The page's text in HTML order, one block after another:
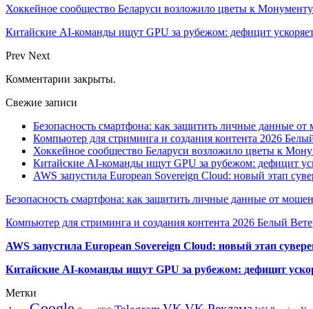
Хоккейное сообщество Беларуси возложило цветы к
Китайские AI-команды ищут GPU за рубежом: дефицит
Prev Next
Комментарии закрыты.
Свежие записи
Безопасность смартфона: как защитить личные данные
Компьютер для стриминга и создания контента 2026
Хоккейное сообщество Беларуси возложило цветы к
Китайские AI-команды ищут GPU за рубежом: дефицит
AWS запустила European Sovereign Cloud: новый этап
Безопасность смартфона: как защитить личные данные от
Компьютер для стриминга и создания контента 2026 Белый
AWS запустила European Sovereign Cloud: новый этап
Китайские AI-команды ищут GPU за рубежом: дефицит
Метки